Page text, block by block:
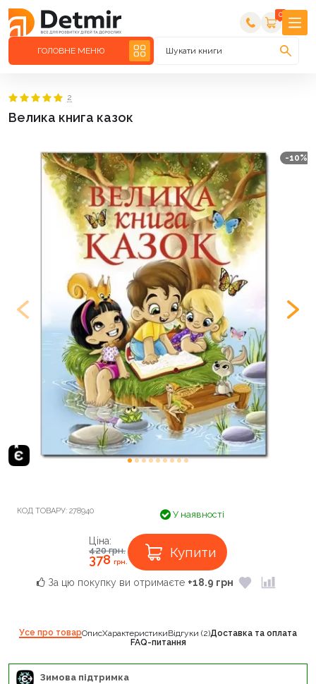
0
ГОЛОВНЕ МЕНЮ Шукати книги
Велика книга казок
2
-10%
КОД ТОВАРУ: 278940 У наявності
Ціна:
420грн.
378грн.
Купити
За цю покупку ви отримаєте +18.9 грн
Усе про товарОписХарактеристикиВідгуки (2)Доставка та оплата
FAQ-питання
Зимова підтримка